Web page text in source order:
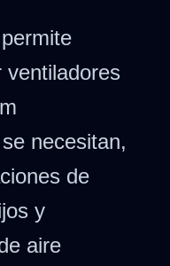
ventiladores
necesitan,
de
y
aire